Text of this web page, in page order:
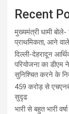
Recent
मुख्यमंत्री धामी
प्राथमिकता, आने वाले
दिल्ली-देहरादून
परियोजना का डीएम ने
सुनिश्चित करने के
459 करोड़ से
सुदृढ
भारी से बहुत भारी